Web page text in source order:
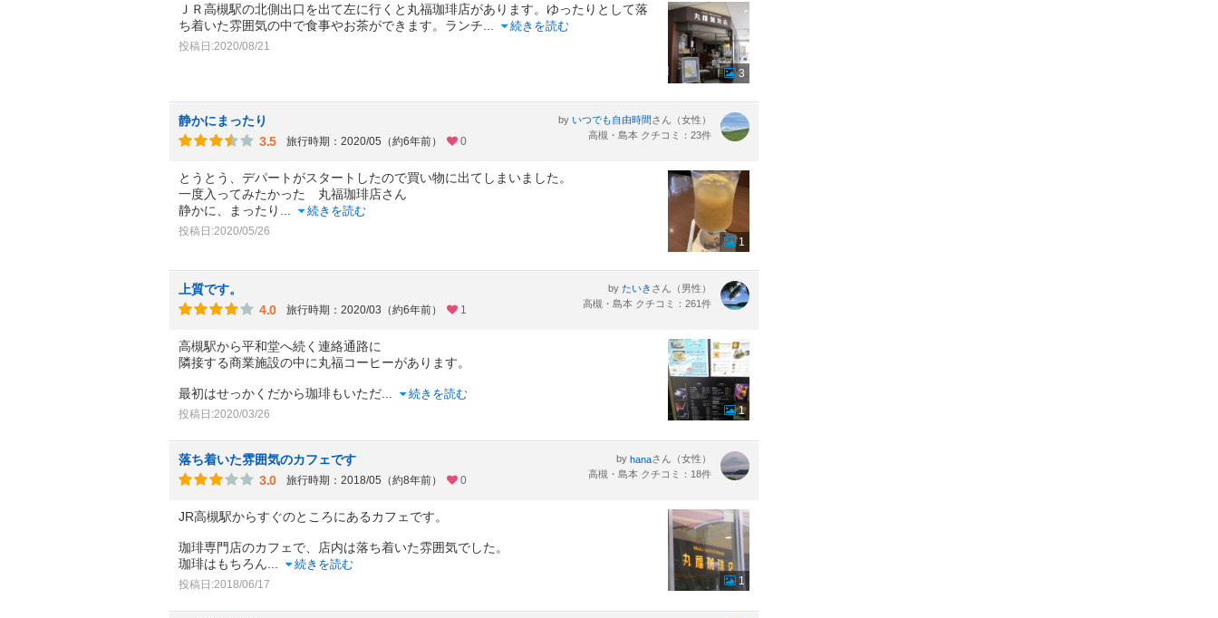
ＪＲ高槻駅の北側出口を出て左に行くと丸福珈琲店があります。ゆったりとして落
ち着いた雰囲気の中で食事やお茶ができます。ランチ
続きを読む
投稿日:2020/08/21
3
静かにまったり
3.5
旅行時期：2020/05（約6年前） 0
by いつでも自由時間さん（女性）
高槻・島本 クチコミ：23件
とうとう、デパートがスタートしたので買い物に出てしまいました。
一度入ってみたかった 丸福珈琲店さん
静かに、まったり
続きを読む
投稿日:2020/05/26
1
上質です。
4.0
旅行時期：2020/03（約6年前） 1
by たいき さん（男性）
高槻・島本 クチコミ：261件
高槻駅から平和堂へ続く連絡通路に
隣接する商業施設の中に丸福コーヒーがあります。
最初はせっかくだから珈琲もいただ 続きを読む
投稿日:2020/03/26 1
落ち着いた雰囲気のカフェです
3.0
旅行時期：2018/05（約8年前） 0
by hanaさん（女性）
高槻・島本 クチコミ：18件
JR高槻駅からすぐのところにあるカフェです。
珈琲専門店のカフェで、店内は落ち着いた雰囲気でした。
珈琲はもちろん
続きを読む
投稿日:2018/06/17 1